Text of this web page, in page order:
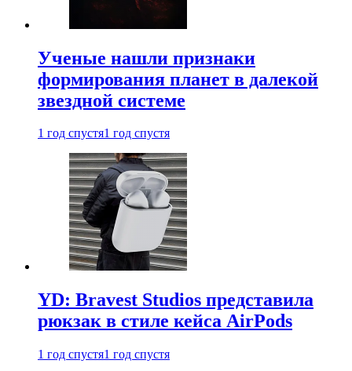
Ученые нашли признаки
формирования планет в далекой
звездной системе
1 год спустя1 год спустя
YD: Bravest Studios представила
рюкзак в стиле кейса AirPods
1 год спустя1 год спустя